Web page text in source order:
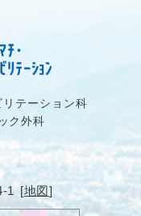
テーション科
ク外科
1 [地図]